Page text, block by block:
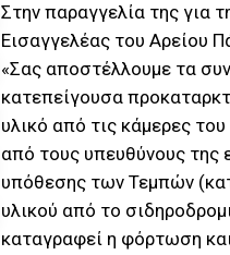
Στην παραγγελία της για
Εισαγγελέας του Αρείου
«Σας αποστέλλουμε τα
κατεπείγουσα
υλικό από τις κάμερες
από τους υπευθύνους της
υπόθεσης των Τεμπών
υλικού από το
καταγραφεί η φόρτωση